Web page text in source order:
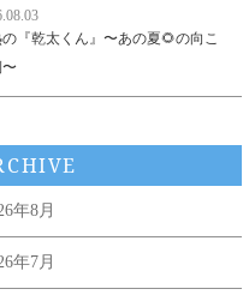
『乾太くん』〜あの夏🌻の向こ
〜
年8月
年7月